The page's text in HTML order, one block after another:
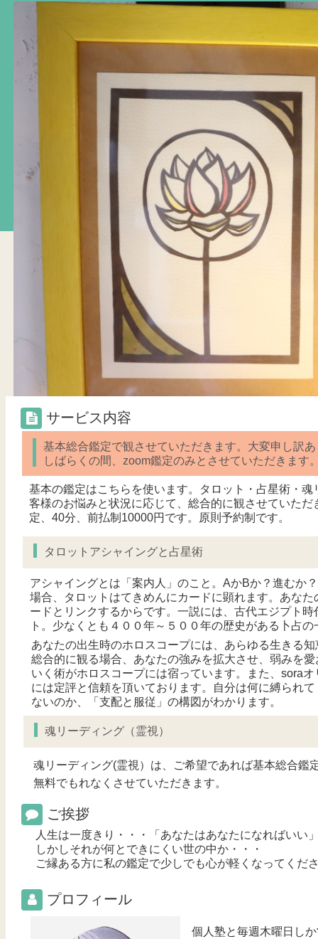
サービス内容
基本総合鑑定で観させていただきます。大変申し訳
しばらくの間、zoom鑑定のみとさせていただきます
基本の鑑定はこちらを使います。タロット・占星術・
客様のお悩みと状況に応じて、総合的に観させていた
定、40分、前払制10000円です。原則予約制です。
タロットアシャイングと占星術
アシャイングとは「案内人」のこと。AかBか？進むか
場合、タロットはてきめんにカードに顕れます。あな
ードとリンクするからです。一説には、古代エジプト
ト。少なくとも４００年～５００年の歴史がある卜占の
魂リーディング（霊視）
あなたの出生時のホロスコープには、あらゆる生きる
総合的に観る場合、あなたの強みを拡大させ、弱みを
いく術がホロスコープには宿っています。また、sora
には定評と信頼を頂いております。自分は何に縛られ
ないのか、「支配と服従」の構図がわかります。
ご挨拶
人生は一度きり・・・「あなたはあなたになればいい
しかしそれが何とできにくい世の中か・・・
ご縁ある方に私の鑑定で少しでも心が軽くなってくだ
プロフィール
個人塾と毎週木曜日し
魂リーディング(霊視）は、ご希望であれば基本総合鑑
無料でもれなくさせていただきます。